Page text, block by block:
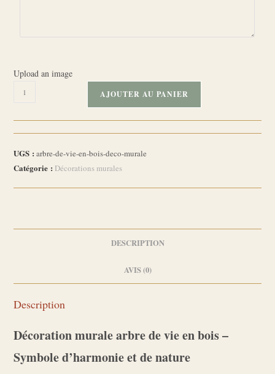
Upload an image
quantité
Arbre
de
vie
en
AJOUTER AU PANIER
UGS :arbre-de-vie-en-bois-deco-murale
Catégorie : Décorations murales
DESCRIPTION
AVIS (0)
Description
Décoration murale arbre de vie en bois –
Symbole d’harmonie et de nature